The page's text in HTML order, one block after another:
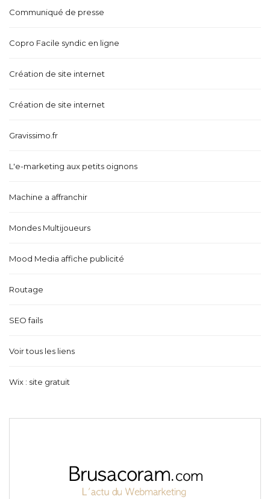
Communiqué de presse
Copro Facile syndic en ligne
Création de site internet
Création de site internet
Gravissimo.fr
L'e-marketing aux petits oignons
Machine a affranchir
Mondes Multijoueurs
Mood Media affiche publicité
Routage
SEO fails
Voir tous les liens
Wix : site gratuit